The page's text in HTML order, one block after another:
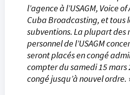
l’agence à l’USAGM, Voice
Cuba Broadcasting, et tous
subventions. La plupart des
personnel de l’USAGM
seront placés en congé
compter du samedi 15 mars
congé jusqu’à nouvel ordre.